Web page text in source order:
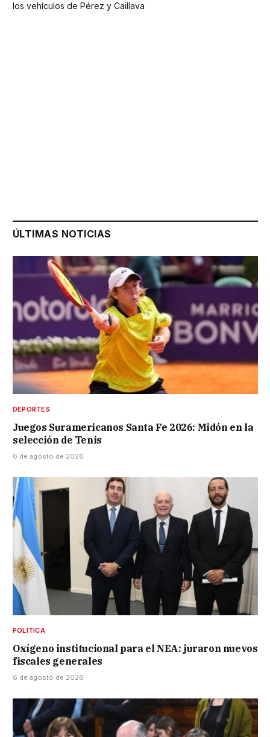
los vehículos de Pérez y Caillava
ÚLTIMAS NOTICIAS
DEPORTES
Juegos Suramericanos Santa Fe 2026: Midón en la
selección de Tenis
6 de agosto de 2026
POLÍTICA
Oxígeno institucional para el NEA: juraron nuevos
fiscales generales
6 de agosto de 2026